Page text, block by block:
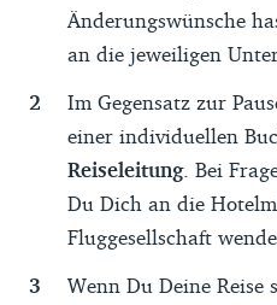
Änderungswünsche
an die jeweiligen
Im Gegensatz zur
einer individuellen
Reiseleitung. Bei
Du Dich an die
Fluggesellschaft
Wenn Du Deine Reise